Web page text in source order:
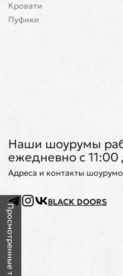
Кровати
Пуфики
Наши шоурумы
ежедневно с
Адреса и контакты
BLACK DOORS
Просмотренные товары